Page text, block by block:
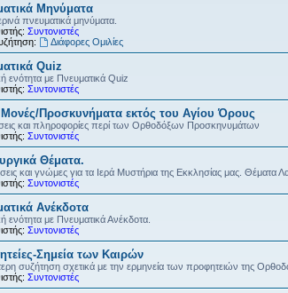
Μηνύματα
πνευματικά μηνύματα.
Συντονιστές
Διάφορες Ομιλίες
Quiz
ενότητα με Πνευματικά Quiz
Συντονιστές
Μονές/Προσκυνήματα εκτός του Αγίου Όρους
και πληροφορίες περί των Ορθοδόξων Προσκηνυμάτων
Συντονιστές
Θέματα.
και γνώμες για τα Ιερά Μυστήρια της Εκκλησίας μας. Θέματα
Συντονιστές
Ανέκδοτα
ενότητα με Πνευματικά Ανέκδοτα.
Συντονιστές
Σημεία των Καιρών
συζήτηση σχετικά με την ερμηνεία των προφητειών της
Συντονιστές